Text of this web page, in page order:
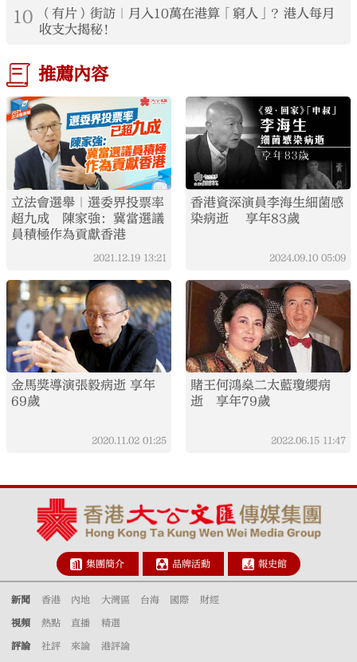
10
（有片）街訪｜月入10萬在港算「窮人」？港人每月
收支大揭秘！
推薦內容
立法會選舉｜選委界投票率
超九成 陳家強：冀當選議
員積極作為貢獻香港
2021.12.19 13:21
香港資深演員李海生細菌感
染病逝 享年83歲
2024.09.10 05:09
金馬獎導演張毅病逝 享年
69歲
2020.11.02 01:25
賭王何鴻燊二太藍瓊纓病
逝 享年79歲
2022.06.15 11:47
集團簡介 品牌活動 報史館
新聞 香港 內地 大灣區 台海 國際 財經
視頻 熱點 直播 精選
評論 社評 來論 港評論